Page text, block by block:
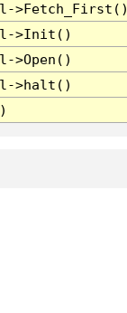
>Init()
>Open()
>halt()